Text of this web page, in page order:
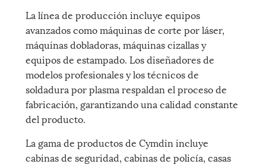
La línea de producción incluye equipos
avanzados como máquinas de corte por láser,
máquinas dobladoras, máquinas cizallas y
equipos de estampado. Los diseñadores de
modelos profesionales y los técnicos de
soldadura por plasma respaldan el proceso de
fabricación, garantizando una calidad constante
del producto.
La gama de productos de Cymdin incluye
cabinas de seguridad, cabinas de policía, casas